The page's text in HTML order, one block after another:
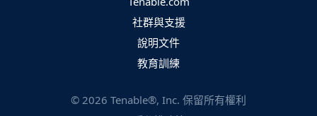
社群與支援
說明文件
教育訓練
© 2026 Tenable®, Inc. 保留所有權利